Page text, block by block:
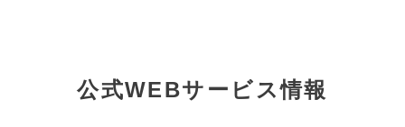
公式WEBサービス情報